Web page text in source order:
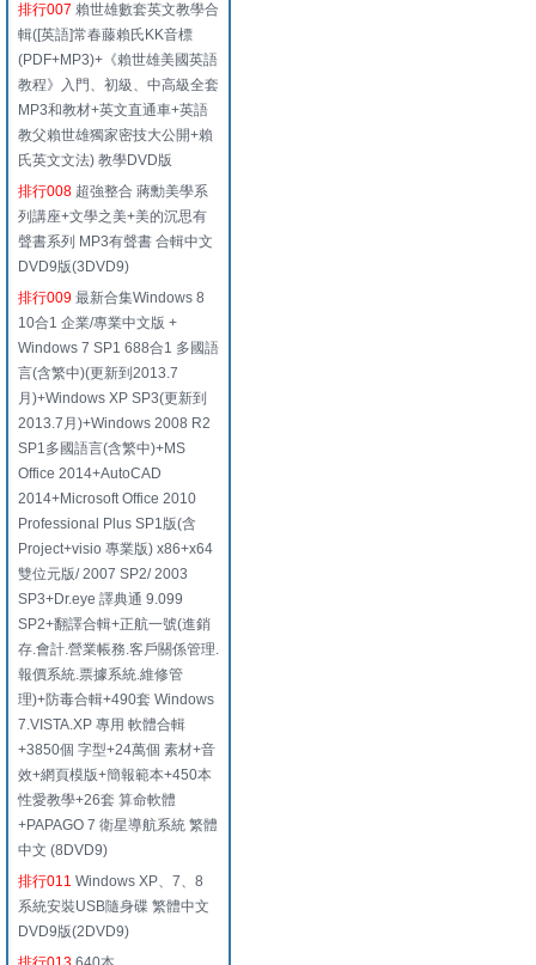
排行007 賴世雄數套英文教學合
輯([英語]常春藤賴氏KK音標
(PDF+MP3)+《賴世雄美國英語
教程》入門、初級、中高級全套
MP3和教材+英文直通車+英語
教父賴世雄獨家密技大公開+賴
氏英文文法) 教學DVD版
排行008 超強整合 蔣勳美學系
列講座+文學之美+美的沉思有
聲書系列 MP3有聲書 合輯中文
DVD9版(3DVD9)
排行009 最新合集Windows 8
10合1 企業/專業中文版 +
Windows 7 SP1 688合1 多國語
言(含繁中)(更新到2013.7
月)+Windows XP SP3(更新到
2013.7月)+Windows 2008 R2
SP1多國語言(含繁中)+MS
Office 2014+AutoCAD
2014+Microsoft Office 2010
Professional Plus SP1版(含
Project+visio 專業版) x86+x64
雙位元版/ 2007 SP2/ 2003
SP3+Dr.eye 譯典通 9.099
SP2+翻譯合輯+正航一號(進銷
存.會計.營業帳務.客戶關係管理.
報價系統.票據系統.維修管
理)+防毒合輯+490套 Windows
7.VISTA.XP 專用 軟體合輯
+3850個 字型+24萬個 素材+音
效+網頁模版+簡報範本+450本
性愛教學+26套 算命軟體
+PAPAGO 7 衛星導航系統 繁體
中文 (8DVD9)
排行011 Windows XP、7、8
系統安裝USB隨身碟 繁體中文
DVD9版(2DVD9)